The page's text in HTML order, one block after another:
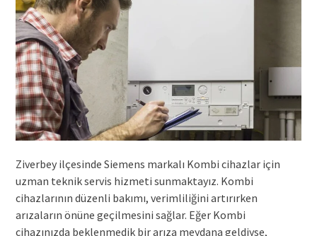
Ziverbey ilçesinde Siemens markalı Kombi cihazlar için
uzman teknik servis hizmeti sunmaktayız. Kombi
cihazlarının düzenli bakımı, verimliliğini artırırken
arızaların önüne geçilmesini sağlar. Eğer Kombi
cihazınızda beklenmedik bir arıza meydana geldiyse,